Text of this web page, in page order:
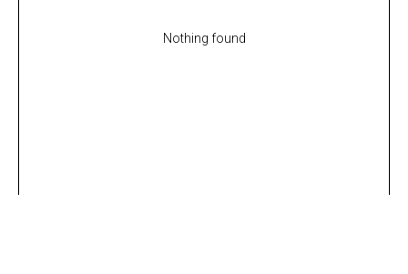
Nothing found